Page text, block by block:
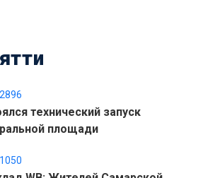
2896
технический запуск
площади
1050